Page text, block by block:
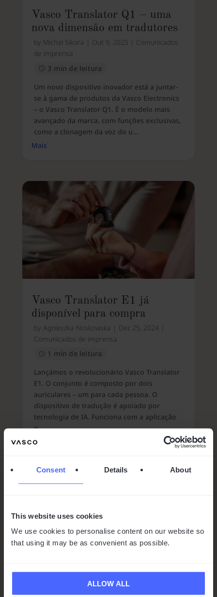
Consent Details About
This website uses cookies
We use cookies to personalise content on our website so
that using it may be as convenient as possible.
ALLOW ALL
Vasco Translator Q1 – uma
nova dimensão em tradutores
by Michał Sikora Out 9, 2025
Comunicados
de imprensa
3 min de leitura
Um novo dispositivo inovador está a juntar-
se à gama de produtos da Vasco Electronics
– o Vasco Translator Q1. É o modelo mais
avançado da marca, com funções exclusivas,
como a clonagem da voz do u...
Mais
Vasco Translator E1 já
disponível para compra
by Agnieszka Noskowska Dez 25, 2024
Comunicados de imprensa
1 min de leitura
Lançámos o revolucionário Vasco Translator
E1. O conjunto é composto por dois
auriculares – um para cada pessoa. O
dispositivo de tradução é apoiado por
tecnologia de IA. Funciona com a aplicação
p...
Mais